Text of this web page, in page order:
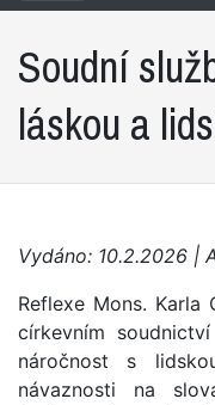
Soudní
láskou a
Vydáno: 10.2.2026 |
Reflexe Mons.
církevním
náročnost s
návaznosti na